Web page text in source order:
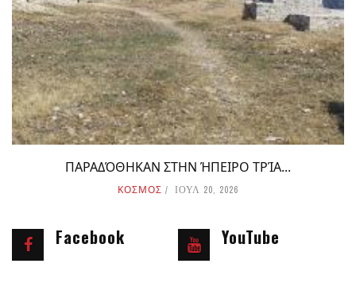
ΠΑΡΑΔΌΘΗΚΑΝ ΣΤΗΝ ΉΠΕΙΡΟ ΤΡΊΑ...
ΚΟΣΜΟΣ ΙΟΥΛ 20, 2026
Facebook YouTube